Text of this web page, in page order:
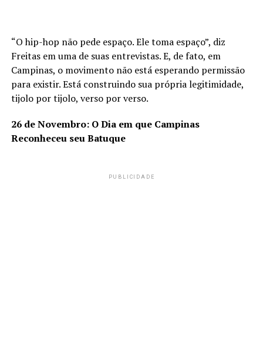
“O hip-hop não pede espaço. Ele toma espaço”, diz
Freitas em uma de suas entrevistas. E, de fato, em
Campinas, o movimento não está esperando permissão
para existir. Está construindo sua própria legitimidade,
tijolo por tijolo, verso por verso.
26 de Novembro: O Dia em que Campinas
Reconheceu seu Batuque
PUBLICIDADE